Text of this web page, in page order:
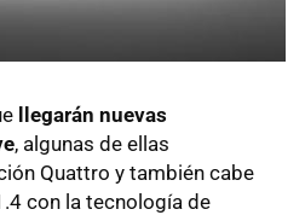
llegarán nuevas
, algunas de ellas
Quattro y también cabe
con la tecnología de